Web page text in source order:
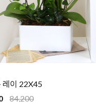
레이 22X45
84,200